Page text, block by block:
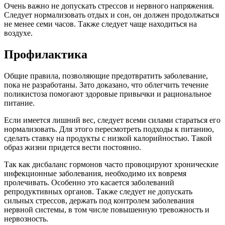
Очень важно не допускать стрессов и нервного напряжения.
Следует нормализовать отдых и сон, он должен продолжаться
не менее семи часов. Также следует чаще находиться на
воздухе.
Профилактика
Общие правила, позволяющие предотвратить заболевание,
пока не разработаны. Зато доказано, что облегчить течение
поликистоза помогают здоровые привычки и рациональное
питание.
Если имеется лишний вес, следует всеми силами стараться его
нормализовать. Для этого пересмотреть подходы к питанию,
сделать ставку на продукты с низкой калорийностью. Такой
образ жизни придется вести постоянно.
Так как дисбаланс гормонов часто провоцируют хронические
инфекционные заболевания, необходимо их вовремя
пролечивать. Особенно это касается заболеваний
репродуктивных органов. Также следует не допускать
сильных стрессов, держать под контролем заболевания
нервной системы, в том числе повышенную тревожность и
нервозность.